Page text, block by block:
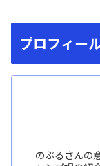
プロフィー
のぶるさんの